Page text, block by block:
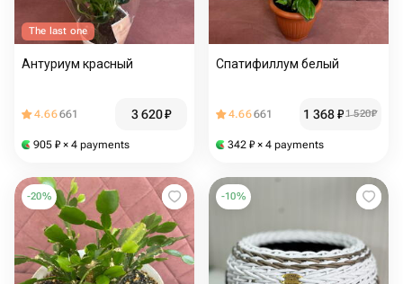
The last one
Антуриум красный
4.66661 3 620₽
905 ₽ × 4 payments
Спатифиллум белый
4.66661 1 368₽1 520₽
342 ₽ × 4 payments
-20% -10%